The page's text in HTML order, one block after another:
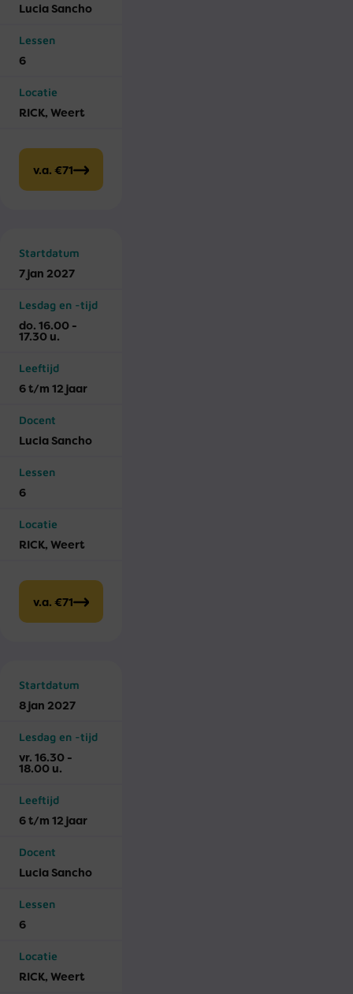
Lucia Sancho
Lessen
6
Locatie
RICK, Weert
v.a. €71
Startdatum
7 jan 2027
Lesdag en -tijd
do. 16.00 -
17.30 u.
Leeftijd
6 t/m 12 jaar
Docent
Lucia Sancho
Lessen
6
Locatie
RICK, Weert
v.a. €71
Startdatum
8 jan 2027
Lesdag en -tijd
vr. 16.30 -
18.00 u.
Leeftijd
6 t/m 12 jaar
Docent
Lucia Sancho
Lessen
6
Locatie
RICK, Weert